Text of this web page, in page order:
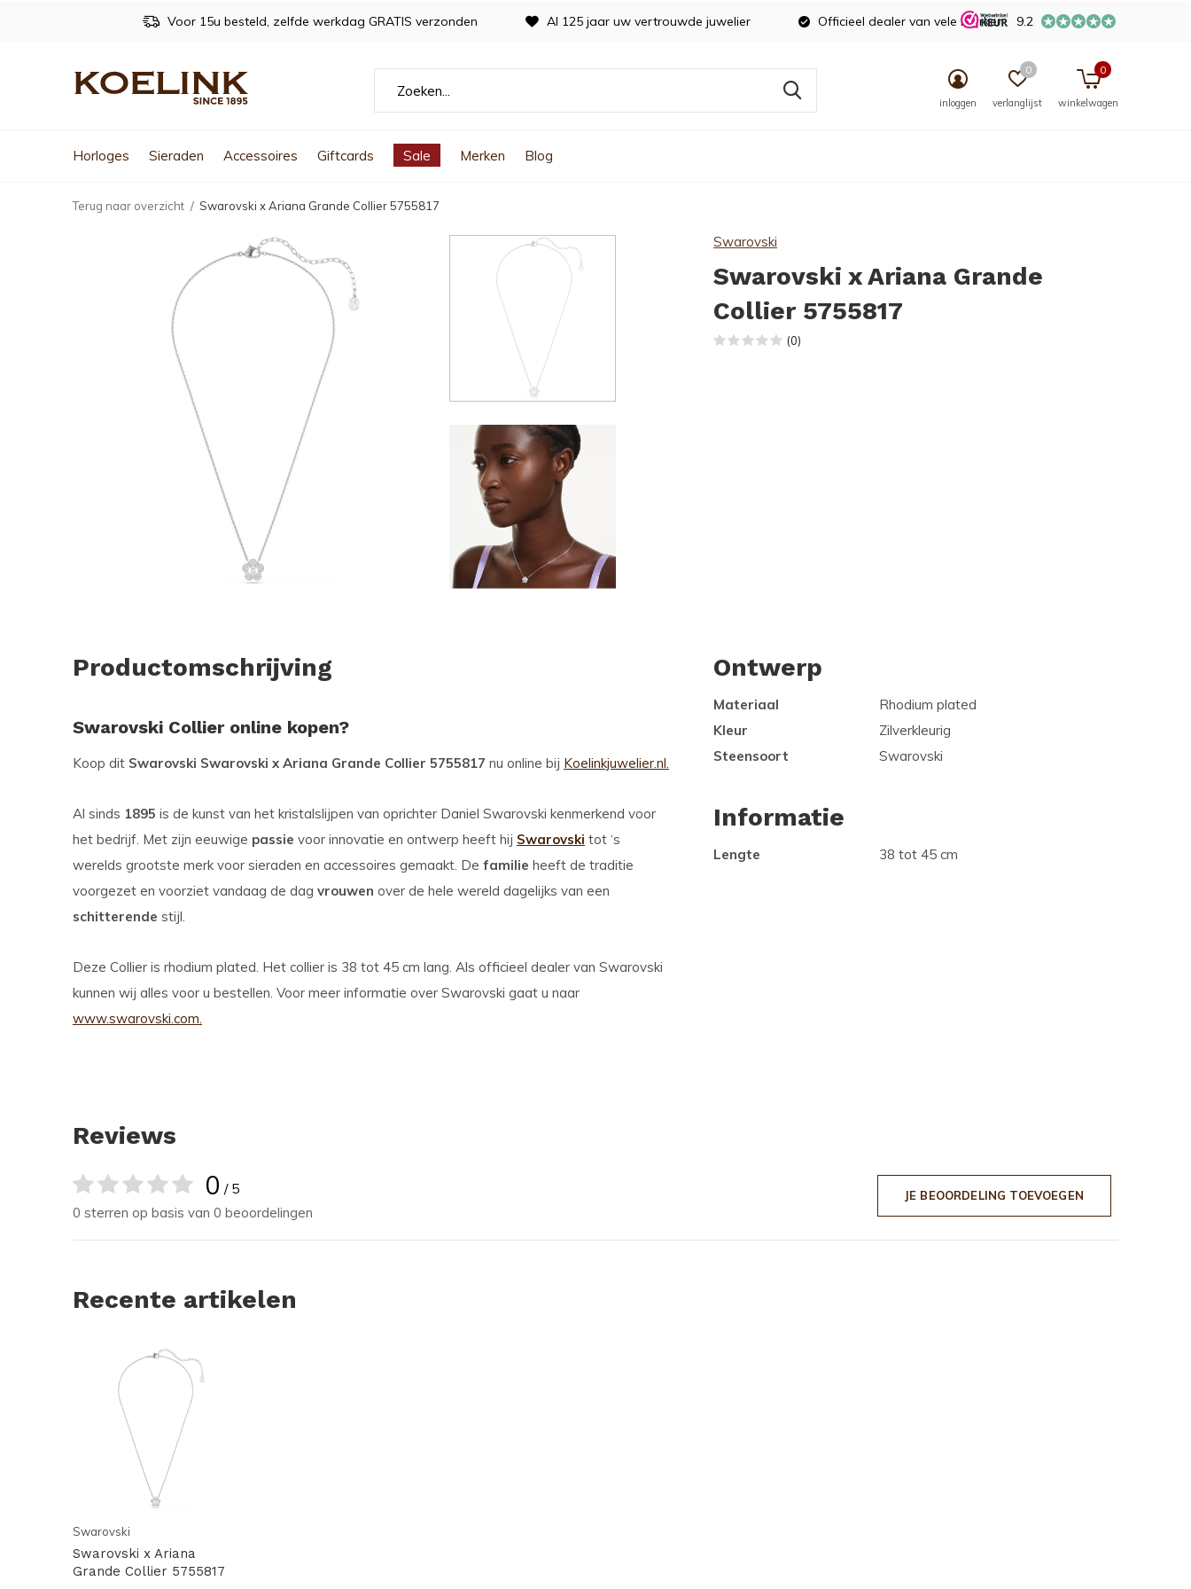
Horloges Sieraden Accessoires Giftcards Sale Merken Blog
inloggen verlanglijst
0
winkelwagen
0
Voor 15u besteld, zelfde werkdag GRATIS verzonden Al 125 jaar uw vertrouwde juwelier Officieel dealer van vele merken 9.2
Terug naar overzicht Swarovski x Ariana Grande Collier 5755817
Swarovski
Swarovski x Ariana Grande
Collier 5755817
(0)
Productomschrijving
Swarovski Collier online kopen?
Koop dit Swarovski Swarovski x Ariana Grande Collier 5755817 nu online bij Koelinkjuwelier.nl.
Al sinds 1895 is de kunst van het kristalslijpen van oprichter Daniel Swarovski kenmerkend voor
het bedrijf. Met zijn eeuwige passie voor innovatie en ontwerp heeft hij Swarovski tot ‘s
werelds grootste merk voor sieraden en accessoires gemaakt. De familie heeft de traditie
voorgezet en voorziet vandaag de dag vrouwen over de hele wereld dagelijks van een
schitterende stijl.
Deze Collier is rhodium plated. Het collier is 38 tot 45 cm lang. Als officieel dealer van Swarovski
kunnen wij alles voor u bestellen. Voor meer informatie over Swarovski gaat u naar
www.swarovski.com.
Ontwerp
Materiaal
Rhodium plated
Kleur
Zilverkleurig
Steensoort
Swarovski
Informatie
Lengte 38 tot 45 cm
Reviews
0 / 5
0 sterren op basis van 0 beoordelingen
JE BEOORDELING TOEVOEGEN
Recente artikelen
Swarovski
Swarovski x Ariana
Grande Collier 5755817